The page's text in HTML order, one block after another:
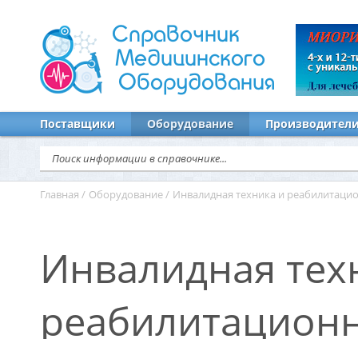
Справочник
Медицинского
Оборудования
Поставщики Оборудование
Главная / Оборудование / Инвалидная техника и
Инвалидная